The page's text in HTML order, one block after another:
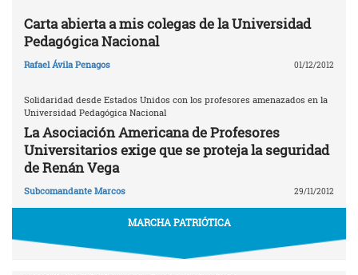
Carta abierta a mis colegas de la Universidad
Pedagógica Nacional
Rafael Ávila Penagos 01/12/2012
Solidaridad desde Estados Unidos con los profesores amenazados en la
Universidad Pedagógica Nacional
La Asociación Americana de Profesores
Universitarios exige que se proteja la seguridad
de Renán Vega
Subcomandante Marcos 29/11/2012
MARCHA PATRIÓTICA